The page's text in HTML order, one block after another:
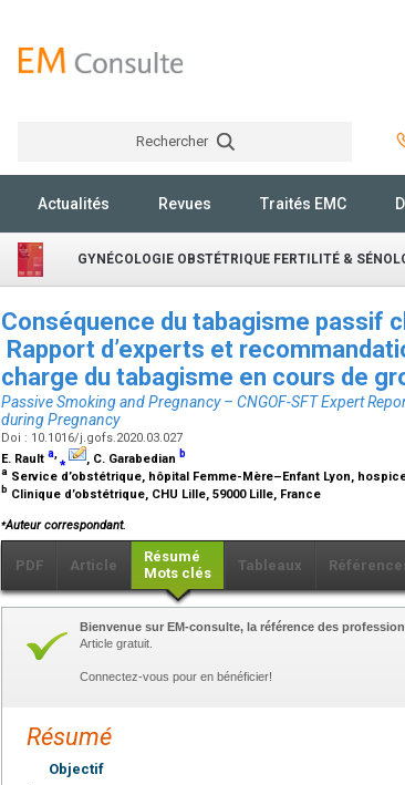
Rechercher
Actualités Revues Traités EMC
GYNÉCOLOGIE OBSTÉTRIQUE FERTILITÉ &
Conséquence du tabagisme passif
Rapport d’experts et
charge du tabagisme en cours de
Passive Smoking and Pregnancy – CNGOF-SFT Expert
during Pregnancy
Doi : 10.1016/j.gofs.2020.03.027
E. Rault a,⁎ , C. Garabedian b
a Service d’obstétrique, hôpital Femme-Mère–Enfant Lyon,
b Clinique d’obstétrique, CHU Lille, 59000 Lille, France
⁎Auteur correspondant.
PDF Article
Résumé
Mots clés
Tableaux
Bienvenue sur EM-consulte, la référence des
Article gratuit.
Connectez-vous pour en bénéficier!
Résumé
Objectif